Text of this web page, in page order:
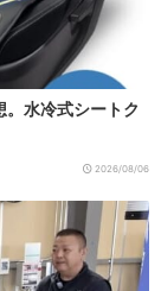
水冷式シートク
2026/08/06